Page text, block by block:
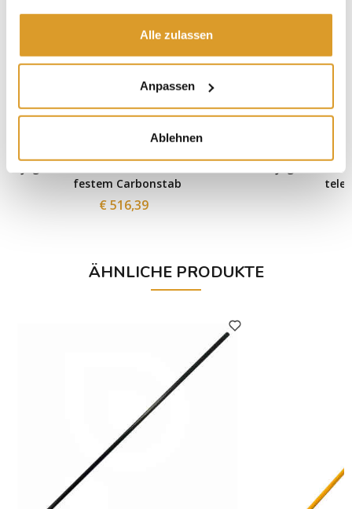
Alle zulassen
Anpassen
Ablehnen
festem Carbonstab
€ 516,39
Jaguar
ÄHNLICHE PRODUKTE